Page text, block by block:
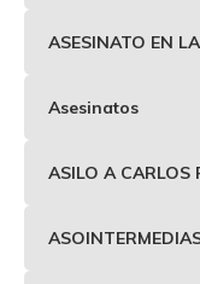
ASESINATO EN
Asesinatos
ASILO A CARLOS